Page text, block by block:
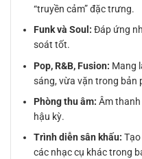
“truyền cảm” đặc trưng.
Funk và Soul: Đáp ứng
soát tốt.
Pop, R&B, Fusion: Mang
sáng, vừa vặn trong bản
Phòng thu âm: Âm
hậu kỳ.
Trình diễn sân khấu:
các nhạc cụ khác trong